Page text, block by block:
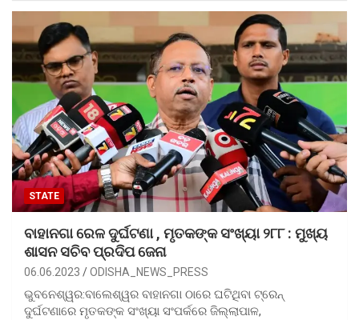
STATE
ବାହାନଗା ରେଳ ଦୁର୍ଘଟଣା , ମୃତକଙ୍କ ସଂଖ୍ୟା ୨୮୮ : ମୁଖ୍ୟ
ଶାସନ ସଚିବ ପ୍ରଦିପ ଜେନା
06.06.2023 ODISHA_NEWS_PRESS
ଭୁବନେଶ୍ୱର:ବାଲେଶ୍ୱର ବାହାନଗା ଠାରେ ଘଟିଥିବା ଟ୍ରେନ୍
ଦୁର୍ଘଟଣାରେ ମୃତକଙ୍କ ସଂଖ୍ୟା ସଂପର୍କରେ ଜିଲ୍ଲାପାଳ,